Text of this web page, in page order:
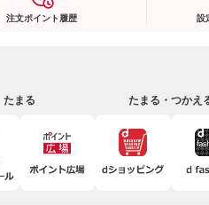
注文ポイント履歴 設
たまる たまる・つかえ